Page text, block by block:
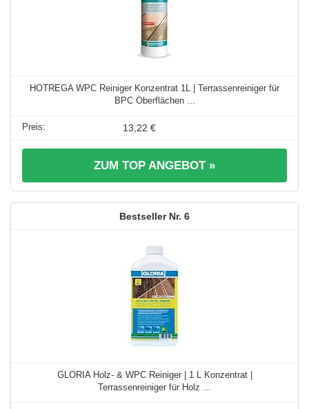
HOTREGA WPC Reiniger Konzentrat 1L | Terrassenreiniger für
BPC Oberflächen ...
13,22 €
ZUM TOP ANGEBOT »
6
GLORIA Holz- & WPC Reiniger | 1 L Konzentrat |
Terrassenreiniger für Holz ...